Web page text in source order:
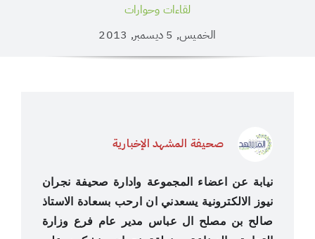
لقاءات وحوارات
الخميس, 5 ديسمبر, 2013
صحيفة المشهد الإخبارية
نيابة عن اعضاء المجموعة وادارة صحيفة نجران
نيوز اﻻلكترونية يسعدني ان ارحب بسعادة اﻻستاذ
صالح بن مصلح ال عباس مدير عام فرع وزارة